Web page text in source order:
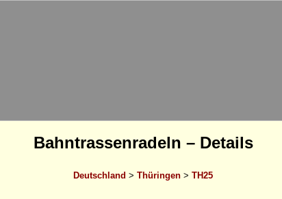
Bahntrassenradeln – Details
Deutschland > Thüringen > TH25